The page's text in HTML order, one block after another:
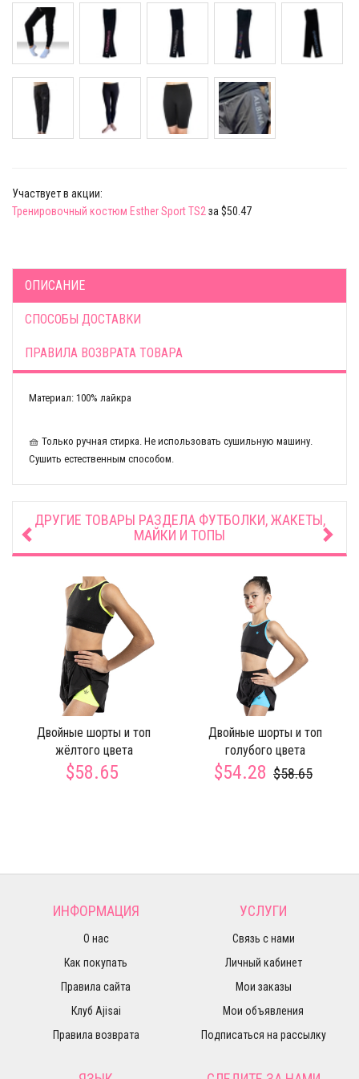
Участвует в акции:
Тренировочный костюм Esther Sport TS2 за $50.47
ОПИСАНИЕ
СПОСОБЫ ДОСТАВКИ
ПРАВИЛА ВОЗВРАТА ТОВАРА
Материал: 100% лайкра
🧺 Только ручная стирка. Не использовать сушильную машину.
Сушить естественным способом.
ДРУГИЕ ТОВАРЫ РАЗДЕЛА ФУТБОЛКИ, ЖАКЕТЫ,
МАЙКИ И ТОПЫ
Двойные шорты и топ
жёлтого цвета
$58.65
Двойные шорты и топ
голубого цвета
$54.28 $58.65
ИНФОРМАЦИЯ
О нас
Как покупать
Правила сайта
Клуб Ajisai
Правила возврата
УСЛУГИ
Связь с нами
Личный кабинет
Мои заказы
Мои объявления
Подписаться на рассылку